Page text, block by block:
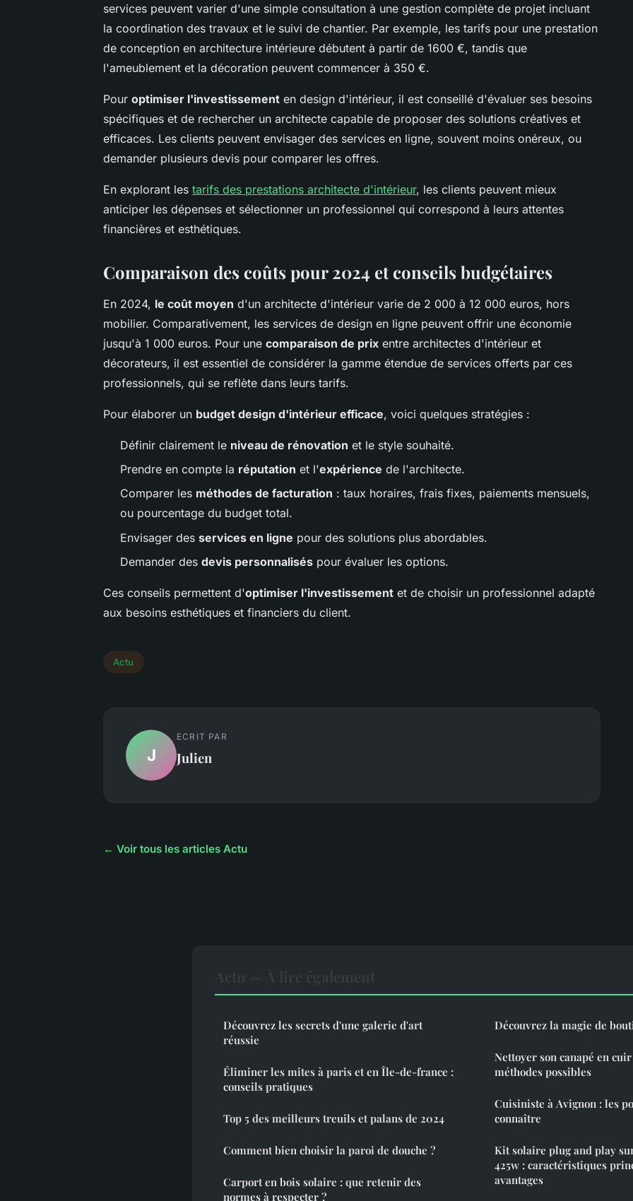
services peuvent varier d'une simple consultation à une gestion complète de projet incluant
la coordination des travaux et le suivi de chantier. Par exemple, les tarifs pour une prestation
de conception en architecture intérieure débutent à partir de 1600 €, tandis que
l'ameublement et la décoration peuvent commencer à 350 €.
Pour optimiser l'investissement en design d'intérieur, il est conseillé d'évaluer ses besoins
spécifiques et de rechercher un architecte capable de proposer des solutions créatives et
efficaces. Les clients peuvent envisager des services en ligne, souvent moins onéreux, ou
demander plusieurs devis pour comparer les offres.
En explorant les tarifs des prestations architecte d'intérieur, les clients peuvent mieux
anticiper les dépenses et sélectionner un professionnel qui correspond à leurs attentes
financières et esthétiques.
Comparaison des coûts pour 2024 et conseils budgétaires
En 2024, le coût moyen d'un architecte d'intérieur varie de 2 000 à 12 000 euros, hors
mobilier. Comparativement, les services de design en ligne peuvent offrir une économie
jusqu'à 1 000 euros. Pour une comparaison de prix entre architectes d'intérieur et
décorateurs, il est essentiel de considérer la gamme étendue de services offerts par ces
professionnels, qui se reflète dans leurs tarifs.
Pour élaborer un budget design d'intérieur efficace, voici quelques stratégies :
Définir clairement le niveau de rénovation et le style souhaité.
Prendre en compte la réputation et l'expérience de l'architecte.
Comparer les méthodes de facturation : taux horaires, frais fixes, paiements mensuels,
ou pourcentage du budget total.
Envisager des services en ligne pour des solutions plus abordables.
Demander des devis personnalisés pour évaluer les options.
Ces conseils permettent d'optimiser l'investissement et de choisir un professionnel adapté
aux besoins esthétiques et financiers du client.
Actu
J
ECRIT PAR
Julien
← Voir tous les articles Actu
Découvrez les secrets d'une galerie d'art
réussie
Éliminer les mites à paris et en Île-de-france :
conseils pratiques
Top 5 des meilleurs treuils et palans de 2024
Comment bien choisir la paroi de douche ?
Carport en bois solaire : que retenir des
normes à respecter ?
Découvrez la magie de
Nettoyer son canapé en
méthodes possibles
Cuisiniste à Avignon : les
connaître
Kit solaire plug and play
425w : caractéristiques
avantages